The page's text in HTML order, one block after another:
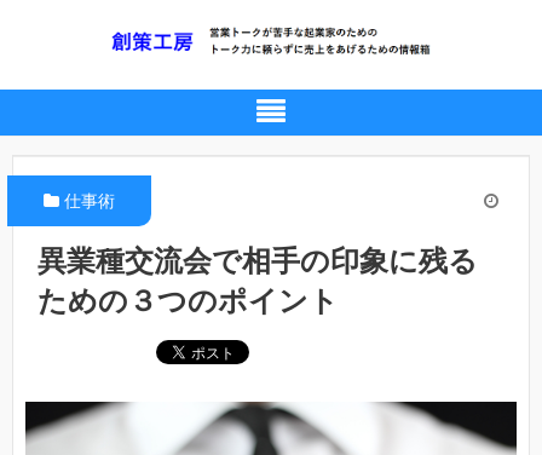
仕事術
異業種交流会で相手の印象に残る
ための３つのポイント